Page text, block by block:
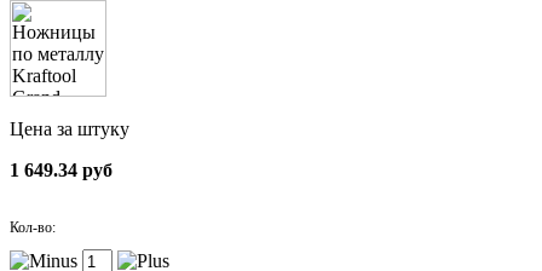
Цена за штуку
1 649.34 руб
Кол-во: